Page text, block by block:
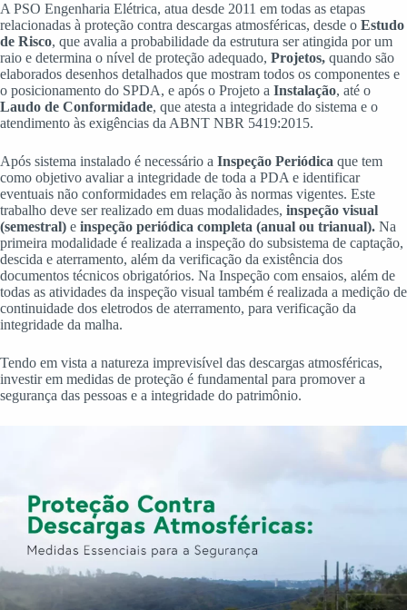
A PSO Engenharia Elétrica, atua desde 2011 em todas as etapas
relacionadas à proteção contra descargas atmosféricas, desde o Estudo
de Risco, que avalia a probabilidade da estrutura ser atingida por um
raio e determina o nível de proteção adequado, Projetos, quando são
elaborados desenhos detalhados que mostram todos os componentes e
o posicionamento do SPDA, e após o Projeto a Instalação, até o
Laudo de Conformidade, que atesta a integridade do sistema e o
atendimento às exigências da ABNT NBR 5419:2015.
Após sistema instalado é necessário a Inspeção Periódica que tem
como objetivo avaliar a integridade de toda a PDA e identificar
eventuais não conformidades em relação às normas vigentes. Este
trabalho deve ser realizado em duas modalidades, inspeção visual
(semestral) e inspeção periódica completa (anual ou trianual). Na
primeira modalidade é realizada a inspeção do subsistema de captação,
descida e aterramento, além da verificação da existência dos
documentos técnicos obrigatórios. Na Inspeção com ensaios, além de
todas as atividades da inspeção visual também é realizada a medição de
continuidade dos eletrodos de aterramento, para verificação da
integridade da malha.
Tendo em vista a natureza imprevisível das descargas atmosféricas,
investir em medidas de proteção é fundamental para promover a
segurança das pessoas e a integridade do patrimônio.